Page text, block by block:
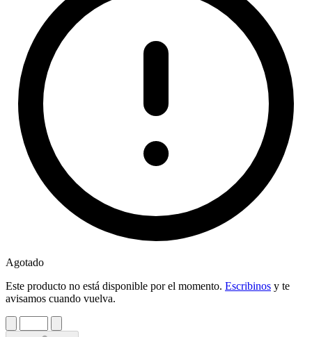
Agotado
Este producto no está disponible por el momento. Escribinos y te
avisamos cuando vuelva.